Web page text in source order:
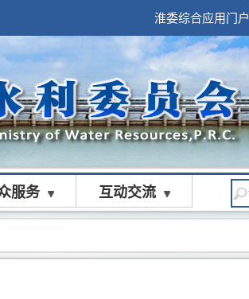
淮委综合应用门户
服务 互动交流